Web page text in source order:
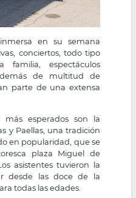
en su semana
conciertos, todo tipo
familia, espectáculos
de multitud de
parte de una extensa
más esperados son la
y Paellas, una tradición
en popularidad, que se
plaza Miguel de
asistentes tuvieron la
desde las doce de la
todas las edades.